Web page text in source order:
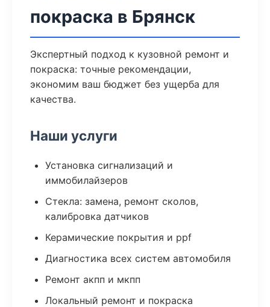
покраска в Брянск
Экспертный подход к кузовной ремонт и
покраска: точные рекомендации,
экономим ваш бюджет без ущерба для
качества.
Наши услуги
Установка сигнализаций и
иммобилайзеров
Стекла: замена, ремонт сколов,
калибровка датчиков
Керамические покрытия и ppf
Диагностика всех систем автомобиля
Ремонт акпп и мкпп
Локальный ремонт и покраска